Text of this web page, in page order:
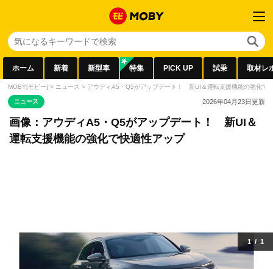
ホーム 新着 新型車 特集 PICK UP 試乗 取材レ
MOBY[モビー] > ニュース > アウディA5・Q5がアップデート！ 新UI＆運転支援機能の強化で
ニュース 2026年04月23日更新
画像：アウディA5・Q5がアップデート！ 新UI＆
運転支援機能の強化で快適性アップ
1/ 1